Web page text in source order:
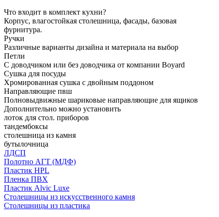
Что входит в комплект кухни?
Корпус, влагостойкая столешница, фасады, базовая
фурнитура.
Ручки
Различные варианты дизайна и материала на выбор
Петли
С доводчиком или без доводчика от компании Boyard
Сушка для посуды
Хромированная сушка с двойным поддоном
Направляющие пвш
Полновыдвижные шариковые направляющие для ящиков
Дополнительно можно установить
лоток для стол. приборов
тандембоксы
столешница из камня
бутылочница
ЛДСП
Полотно АГТ (МДФ)
Пластик HPL
Пленка ПВХ
Пластик Alvic Luxe
Столешницы из искусственного камня
Столешницы из пластика